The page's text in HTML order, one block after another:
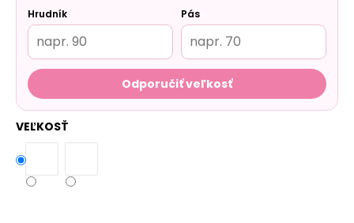
Hrudník Pás
Odporučiť veľkosť
VEĽKOSŤ